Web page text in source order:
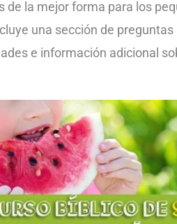
de la mejor forma para los
una sección de
e información adicional